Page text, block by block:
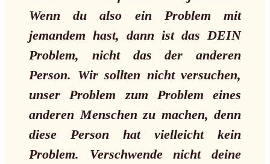
Wenn du also ein Problem mit
jemandem hast, dann ist das DEIN
Problem, nicht das der anderen
Person. Wir sollten nicht versuchen,
unser Problem zum Problem eines
anderen Menschen zu machen, denn
diese Person hat vielleicht kein
Problem. Verschwende nicht deine